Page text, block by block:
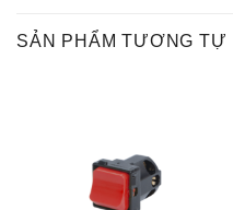
SẢN PHẨM TƯƠNG TỰ